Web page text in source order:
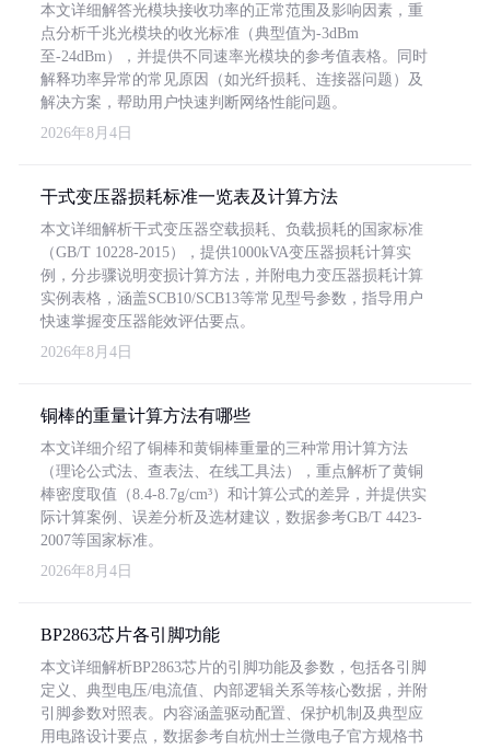
本文详细解答光模块接收功率的正常范围及影响因素，重
点分析千兆光模块的收光标准（典型值为-3dBm
至-24dBm），并提供不同速率光模块的参考值表格。同时
解释功率异常的常见原因（如光纤损耗、连接器问题）及
解决方案，帮助用户快速判断网络性能问题。
2026年8月4日
干式变压器损耗标准一览表及计算方法
本文详细解析干式变压器空载损耗、负载损耗的国家标准
（GB/T 10228-2015），提供1000kVA变压器损耗计算实
例，分步骤说明变损计算方法，并附电力变压器损耗计算
实例表格，涵盖SCB10/SCB13等常见型号参数，指导用户
快速掌握变压器能效评估要点。
2026年8月4日
铜棒的重量计算方法有哪些
本文详细介绍了铜棒和黄铜棒重量的三种常用计算方法
（理论公式法、查表法、在线工具法），重点解析了黄铜
棒密度取值（8.4-8.7g/cm³）和计算公式的差异，并提供实
际计算案例、误差分析及选材建议，数据参考GB/T 4423-
2007等国家标准。
2026年8月4日
BP2863芯片各引脚功能
本文详细解析BP2863芯片的引脚功能及参数，包括各引脚
定义、典型电压/电流值、内部逻辑关系等核心数据，并附
引脚参数对照表。内容涵盖驱动配置、保护机制及典型应
用电路设计要点，数据参考自杭州士兰微电子官方规格书